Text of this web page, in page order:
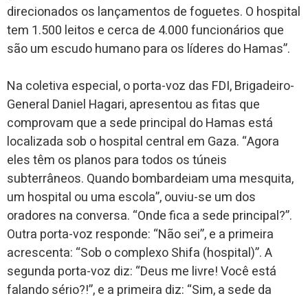
direcionados os lançamentos de foguetes. O hospital
tem 1.500 leitos e cerca de 4.000 funcionários que
são um escudo humano para os líderes do Hamas”.
Na coletiva especial, o porta-voz das FDI, Brigadeiro-
General Daniel Hagari, apresentou as fitas que
comprovam que a sede principal do Hamas está
localizada sob o hospital central em Gaza. “Agora
eles têm os planos para todos os túneis
subterrâneos. Quando bombardeiam uma mesquita,
um hospital ou uma escola”, ouviu-se um dos
oradores na conversa. “Onde fica a sede principal?”.
Outra porta-voz responde: “Não sei”, e a primeira
acrescenta: “Sob o complexo Shifa (hospital)”. A
segunda porta-voz diz: “Deus me livre! Você está
falando sério?!”, e a primeira diz: “Sim, a sede da